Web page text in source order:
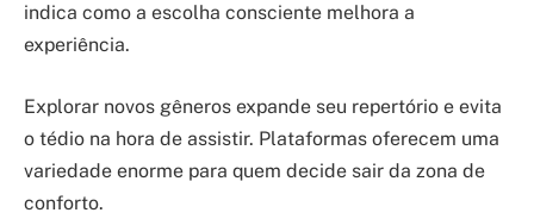
indica como a escolha consciente melhora a
experiência.
Explorar novos gêneros expande seu repertório e evita
o tédio na hora de assistir. Plataformas oferecem uma
variedade enorme para quem decide sair da zona de
conforto.